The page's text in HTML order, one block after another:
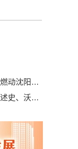
辽吉手足情，民族一家亲——东北超赛事燃动沈阳，谱写民族团结新篇章
赫图阿拉村的团结答卷：绣品寄情、戏台述史、沃野扎根